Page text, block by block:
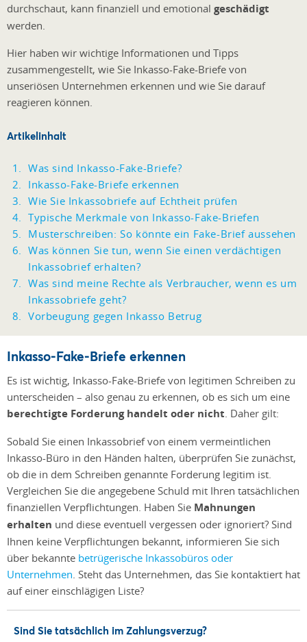
durchschaut, kann finanziell und emotional geschädigt
werden.
Hier haben wir wichtige Informationen und Tipps
zusammengestellt, wie Sie Inkasso-Fake-Briefe von
unseriösen Unternehmen erkennen und wie Sie darauf
reagieren können.
Artikelinhalt
Was sind Inkasso-Fake-Briefe?
Inkasso-Fake-Briefe erkennen
Wie Sie Inkassobriefe auf Echtheit prüfen
Typische Merkmale von Inkasso-Fake-Briefen
Musterschreiben: So könnte ein Fake-Brief aussehen
Was können Sie tun, wenn Sie einen verdächtigen
Inkassobrief erhalten?
Was sind meine Rechte als Verbraucher, wenn es um
Inkassobriefe geht?
Vorbeugung gegen Inkasso Betrug
Inkasso-Fake-Briefe erkennen
Es ist wichtig, Inkasso-Fake-Briefe von legitimen Schreiben zu
unterscheiden – also genau zu erkennen, ob es sich um eine
berechtigte Forderung handelt oder nicht . Daher gilt:
Sobald Sie einen Inkassobrief von einem vermeintlichen
Inkasso-Büro in den Händen halten, überprüfen Sie zunächst,
ob die in dem Schreiben genannte Forderung legitim ist.
Vergleichen Sie die angegebene Schuld mit Ihren tatsächlichen
finanziellen Verpflichtungen. Haben Sie Mahnungen
erhalten und diese eventuell vergessen oder ignoriert? Sind
Ihnen keine Verpflichtungen bekannt, informieren Sie sich
über bekannte betrügerische Inkassobüros oder
Unternehmen . Steht das Unternehmen, das Sie kontaktiert hat
auf einer einschlägigen Liste?
Sind Sie tatsächlich im Zahlungsverzug?